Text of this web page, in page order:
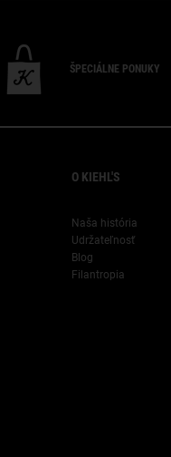
ŠPECIÁLNE PONUKY
O KIEHL'S
Naša história
Udržateľnosť
Blog
Filantropia